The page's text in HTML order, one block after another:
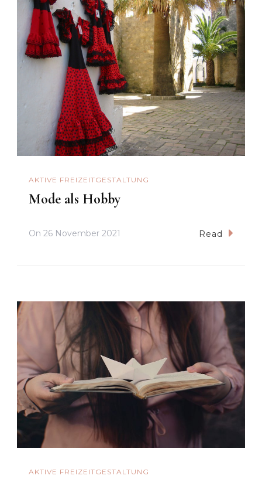
AKTIVE FREIZEITGESTALTUNG
Mode als Hobby
On 26 November 2021 Read
AKTIVE FREIZEITGESTALTUNG